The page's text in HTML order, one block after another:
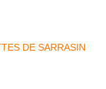
DE SARRASIN